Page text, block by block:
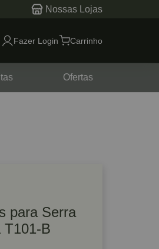
Nossas Lojas
Fazer Login Carrinho
Ofertas
para Serra
T101-B